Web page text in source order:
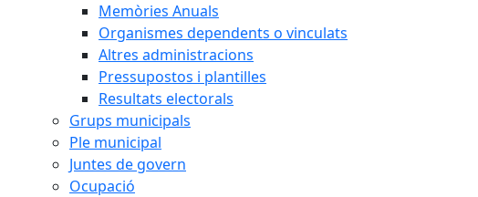
Memòries Anuals
Organismes dependents o vinculats
Altres administracions
Pressupostos i plantilles
Resultats electorals
Grups municipals
Ple municipal
Juntes de govern
Ocupació